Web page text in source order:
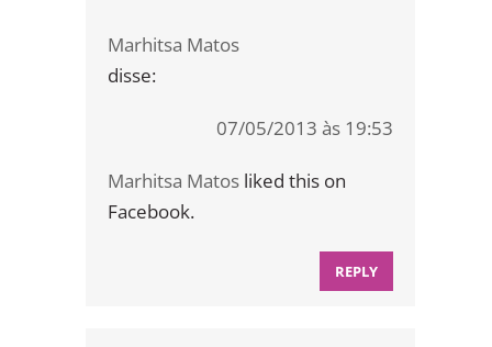
Marhitsa Matos
disse:
07/05/2013 às 19:53
Marhitsa Matos liked this on
Facebook.
REPLY